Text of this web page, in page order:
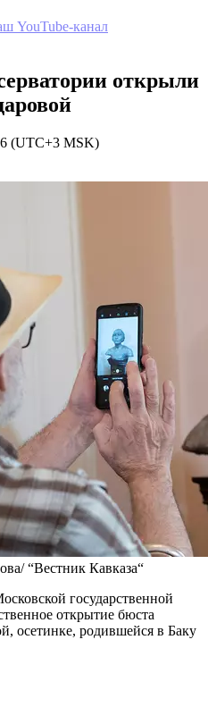
YouTube-канал
открыли
(UTC+3 MSK)
“Вестник Кавказа“
государственной
открытие бюста
осетинке, родившейся в Баку